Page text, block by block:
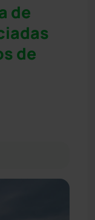
de
de